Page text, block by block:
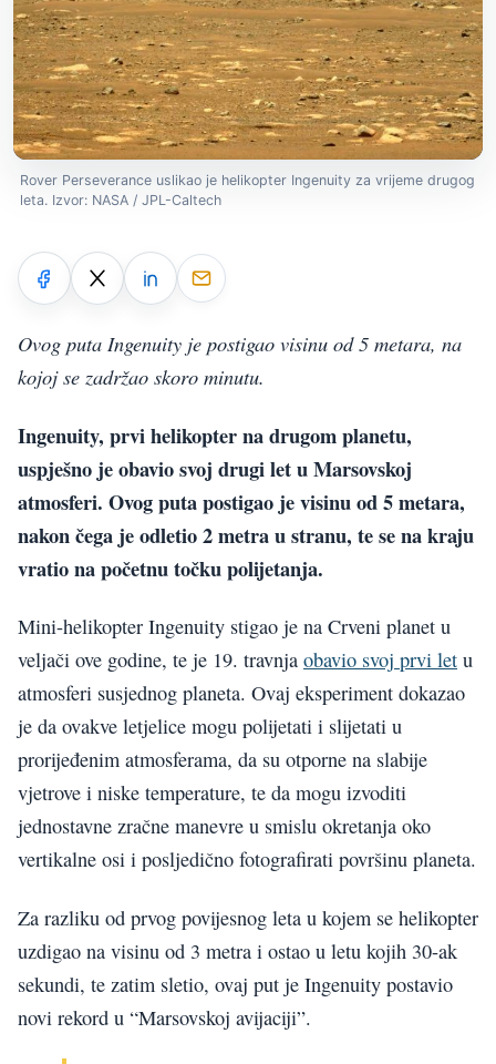
Rover Perseverance uslikao je helikopter Ingenuity za vrijeme drugog
leta. Izvor: NASA / JPL-Caltech
Ovog puta Ingenuity je postigao visinu od 5 metara, na
kojoj se zadržao skoro minutu.
Ingenuity, prvi helikopter na drugom planetu,
uspješno je obavio svoj drugi let u Marsovskoj
atmosferi. Ovog puta postigao je visinu od 5 metara,
nakon čega je odletio 2 metra u stranu, te se na kraju
vratio na početnu točku polijetanja.
Mini-helikopter Ingenuity stigao je na Crveni planet u
veljači ove godine, te je 19. travnja obavio svoj prvi let u
atmosferi susjednog planeta. Ovaj eksperiment dokazao
je da ovakve letjelice mogu polijetati i slijetati u
prorijeđenim atmosferama, da su otporne na slabije
vjetrove i niske temperature, te da mogu izvoditi
jednostavne zračne manevre u smislu okretanja oko
vertikalne osi i posljedično fotografirati površinu planeta.
Za razliku od prvog povijesnog leta u kojem se helikopter
uzdigao na visinu od 3 metra i ostao u letu kojih 30-ak
sekundi, te zatim sletio, ovaj put je Ingenuity postavio
novi rekord u “Marsovskoj avijaciji”.